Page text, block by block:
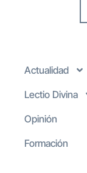
Actualidad
Lectio Divina
Opinión
Formación